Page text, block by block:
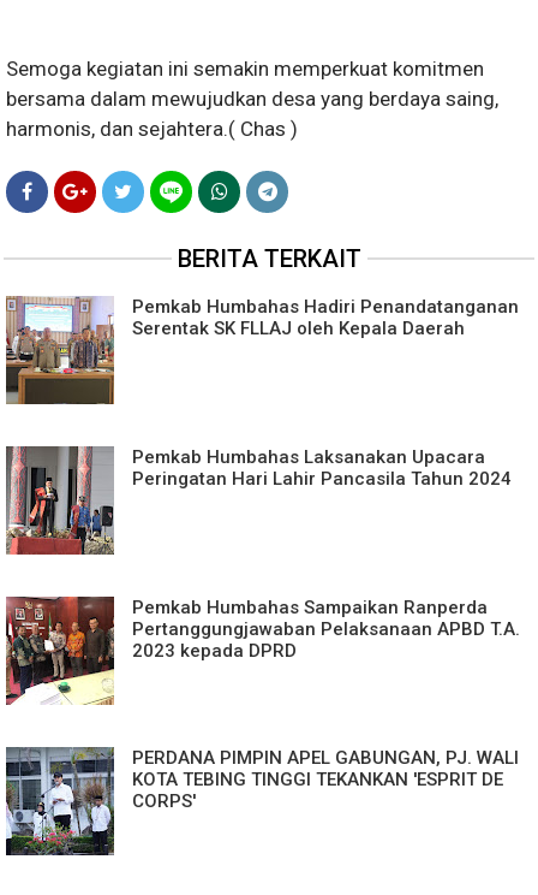
Semoga kegiatan ini semakin memperkuat komitmen
bersama dalam mewujudkan desa yang berdaya saing,
harmonis, dan sejahtera.( Chas )
BERITA TERKAIT
Pemkab Humbahas Hadiri Penandatanganan
Serentak SK FLLAJ oleh Kepala Daerah
Pemkab Humbahas Laksanakan Upacara
Peringatan Hari Lahir Pancasila Tahun 2024
Pemkab Humbahas Sampaikan Ranperda
Pertanggungjawaban Pelaksanaan APBD T.A.
2023 kepada DPRD
PERDANA PIMPIN APEL GABUNGAN, PJ. WALI
KOTA TEBING TINGGI TEKANKAN 'ESPRIT DE
CORPS'